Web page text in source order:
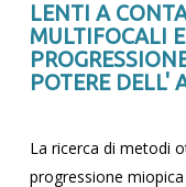
LENTI A
MULTIFOCALI
POTERE DELL'
La ricerca di metodi
progressione